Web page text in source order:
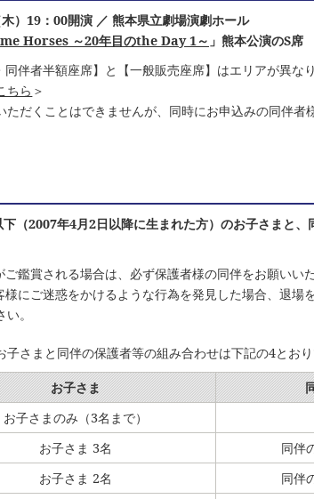
）19：00開演 ／ 熊本県立劇場演劇ホール
Horses ～20年目のthe Day 1～ 」熊本公演のS席
伴者半額座席】と【一般販売座席】はエリアが異なり
ちら ＞
ただくことはできませんが、同時にお申込みの同伴者
（2007年4月2日以降に生まれた方）のお子さまと
鑑賞される場合は、必ず保護者様の同伴をお願いいた
にご迷惑をかけるような行為を発見した場合、退場
。
子さまと同伴の保護者等の組み合わせは下記の4とおり
お子さま
お子さまのみ（3名まで）
お子さま 3名
同伴
お子さま 2名
同伴